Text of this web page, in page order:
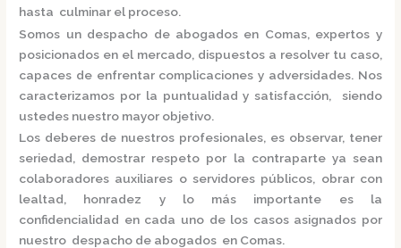
hasta culminar el proceso.
Somos un despacho de abogados en Comas, expertos y
posicionados en el mercado, dispuestos a resolver tu caso,
capaces de enfrentar complicaciones y adversidades. Nos
caracterizamos por la puntualidad y satisfacción, siendo
ustedes nuestro mayor objetivo.
Los deberes de nuestros profesionales, es observar, tener
seriedad, demostrar respeto por la contraparte ya sean
colaboradores auxiliares o servidores públicos, obrar con
lealtad, honradez y lo más importante es la
confidencialidad en cada uno de los casos asignados por
nuestro despacho de abogados en Comas.